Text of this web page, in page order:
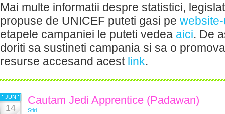
Mai multe informatii despre statistici,
propuse de UNICEF puteti gasi pe
etapele campaniei le puteti vedea aici. De
doriti sa sustineti campania si sa o
resurse accesand acestlink.
JUN
14
Cautam Jedi Apprentice (Padawan)
Stiri